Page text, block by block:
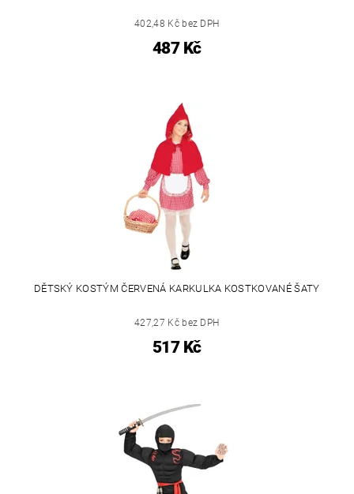
402,48 Kč bez DPH
487 Kč
DĚTSKÝ KOSTÝM ČERVENÁ KARKULKA KOSTKOVANÉ ŠATY
427,27 Kč bez DPH
517 Kč